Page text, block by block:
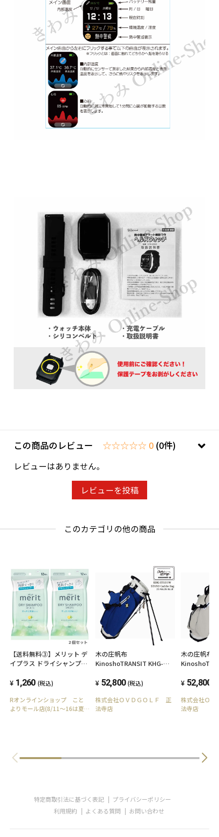
この商品のレビュー ☆☆☆☆☆ 0 (0件)
レビューはありません。
レビューを投稿
このカテゴリの他の商品
【送料無料③】メリット デ
イプラス ドライシャンプー
ト]1,260 (税込)
Rオンラインショップ こと
よりモール店(8/11～16は夏
木の庄帆布
KinoshoTRANSIT KHG-
ディバッグ 2023年モデル
52,800 (税込)
株式会社ＯＶＤＧＯＬＦ 正
法寺店
木の庄帆布
ディバッグ
52,800
株式会社Ｏ
法寺店
特定商取引法に基づく表記
プライバシーポリシー
利用規約
よくある質問 お問い合わせ